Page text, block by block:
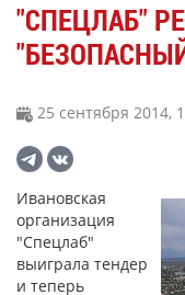
"СПЕЦЛАБ"
25 сентября 2014,
Ивановская
организация
"Спецлаб"
выиграла тендер
и теперь